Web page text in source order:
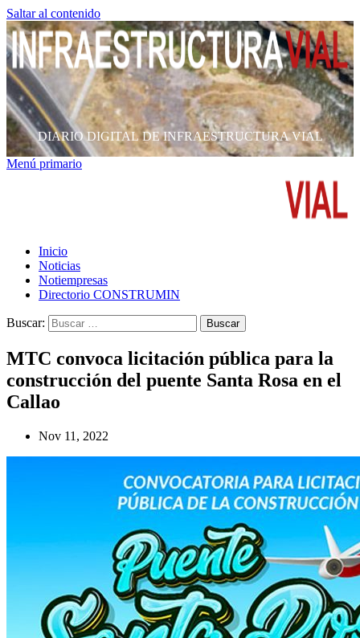
Saltar al contenido
DIARIO DIGITAL DE INFRAESTRUCTURA VIAL
Menú primario
Inicio
Noticias
Notiempresas
Directorio CONSTRUMIN
Buscar:
MTC convoca licitación pública para la
construcción del puente Santa Rosa en el
Callao
Nov 11, 2022